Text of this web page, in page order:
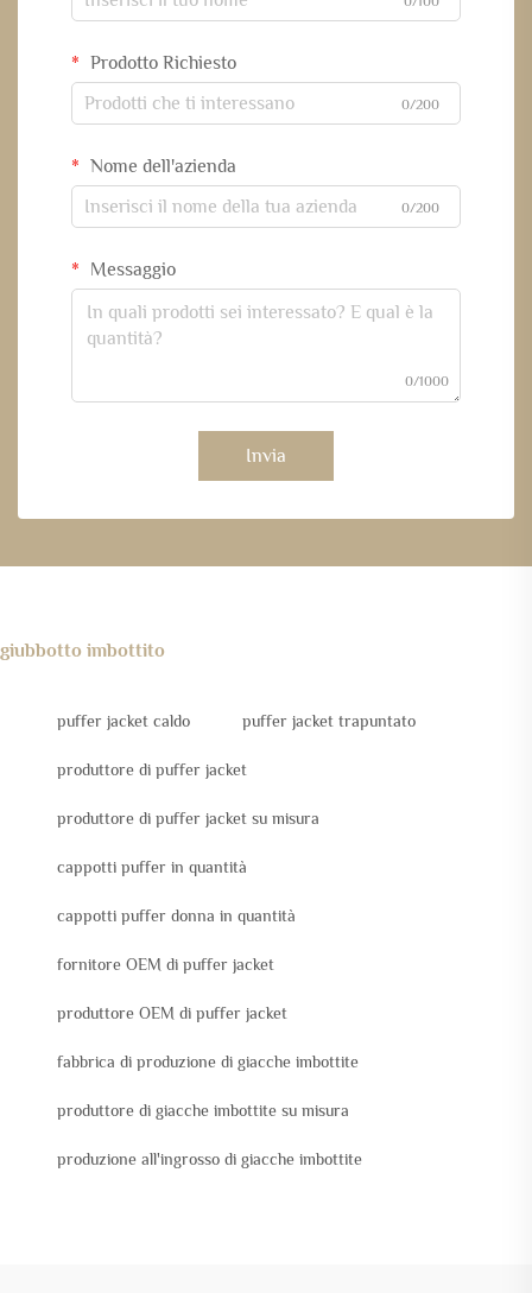
Prodotto Richiesto
0/200
Nome dell'azienda
0/200
Messaggio
0/1000
Invia
giubbotto imbottito
puffer jacket caldo puffer jacket trapuntato
produttore di puffer jacket
produttore di puffer jacket su misura
cappotti puffer in quantità
cappotti puffer donna in quantità
fornitore OEM di puffer jacket
produttore OEM di puffer jacket
fabbrica di produzione di giacche imbottite
produttore di giacche imbottite su misura
produzione all'ingrosso di giacche imbottite